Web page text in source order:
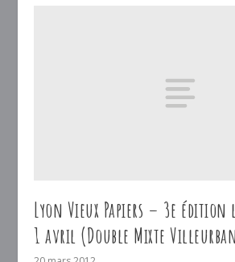
Lyon Vieux Papiers – 3e édition
1 avril (Double Mixte